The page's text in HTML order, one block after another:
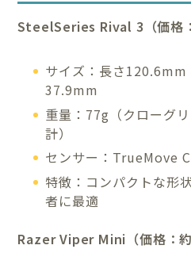
SteelSeries Rival 3（価格
サイズ：長さ
37.9mm
重量：77g（クローグ
計）
センサー：TrueMove
特徴：コンパクトな形
者に最適
Razer Viper Mini（価格：約